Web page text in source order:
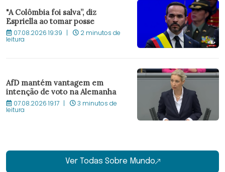
"A Colômbia foi salva”, diz
Espriella ao tomar posse
07.08.2026 19:39 2 minutos de
leitura
AfD mantém vantagem em
intenção de voto na Alemanha
07.08.2026 19:17 3 minutos de
leitura
Ver Todas Sobre Mundo